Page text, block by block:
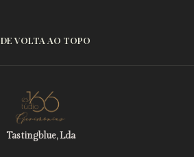
DE VOLTA AO TOPO
Tastingblue, Lda